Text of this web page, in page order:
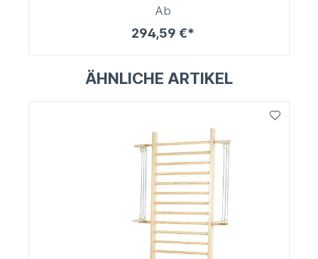
Ab
294,59 €*
ÄHNLICHE ARTIKEL